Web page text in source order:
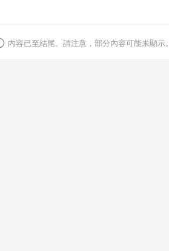
內容已至結尾。請注意，部分內容可能未顯示。